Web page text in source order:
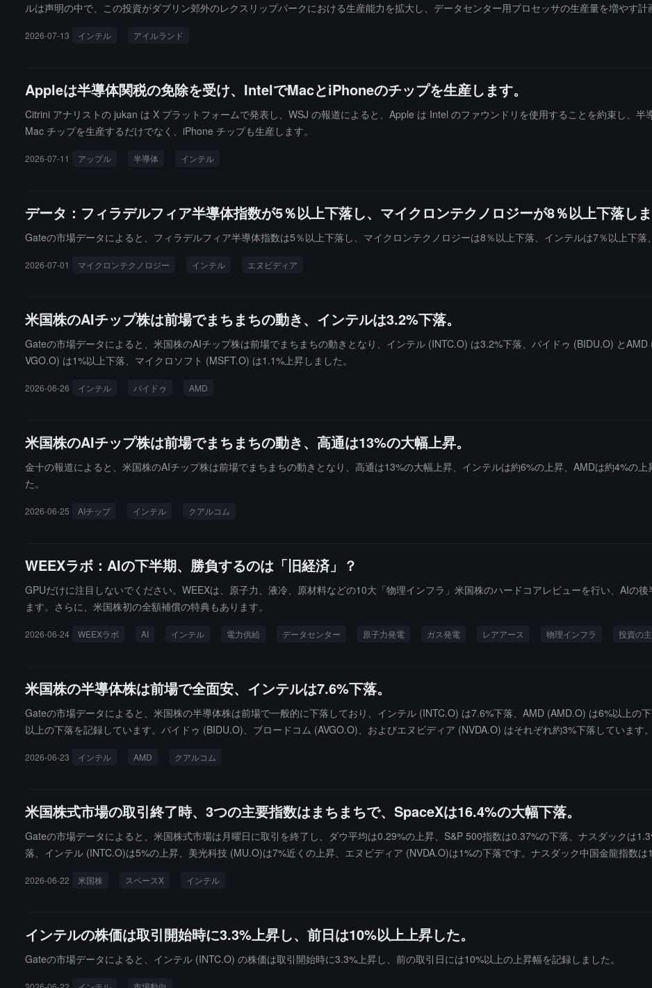
ルは声明の中で、この投資がダブリン郊外のレクスリップパークにおける生産能力を拡大し、データセンター用プロセッサの生産量を増やす
テルのファウンドリビジネスの顧客への納品能力を向上させる計画の一部でもあると述べています。インテルのファウンドリビジネスは主に他
2026-07-13 インテル アイルランド
Appleは半導体関税の免除を受け、IntelでMacとiPhoneのチップを生産します。
Citrini アナリストの jukan は X プラットフォームで発表し、WSJ の報道によると、Apple は Intel のファウンドリを使用することを約束し、
Mac チップを生産するだけでなく、iPhone チップも生産します。
2026-07-11 アップル 半導体 インテル
データ：フィラデルフィア半導体指数が5％以上下落し、マイクロンテクノロジーが8％以上下落しま
Gateの市場データによると、フィラデルフィア半導体指数は5％以上下落し、マイクロンテクノロジーは8％以上下落、インテルは7％以上下落
2026-07-01 マイクロンテクノロジー インテル エヌビディア
米国株のAIチップ株は前場でまちまちの動き、インテルは3.2%下落。
Gateの市場データによると、米国株のAIチップ株は前場でまちまちの動きとなり、インテル (INTC.O) は3.2%下落、バイドゥ (BIDU.O) と
VGO.O) は1%以上下落、マイクロソフト (MSFT.O) は1.1%上昇しました。
2026-06-26 インテル バイドゥ AMD
米国株のAIチップ株は前場でまちまちの動き、高通は13%の大幅上昇。
金十の報道によると、米国株のAIチップ株は前場でまちまちの動きとなり、高通は13%の大幅上昇、インテルは約6%の上昇、AMDは約4%の
た。
2026-06-25 AIチップ インテル クアルコム
WEEXラボ：AIの下半期、勝負するのは「旧経済」？
GPUだけに注目しないでください。WEEXは、原子力、液冷、原材料などの10大「物理インフラ」米国株のハードコアレビューを行い、AIの
ます。さらに、米国株初の全額補償の特典もあります。
2026-06-24 WEEXラボ AI インテル 電力供給 データセンター 原子力発電 ガス発電 レアアース 物理インフラ 投資の
米国株の半導体株は前場で全面安、インテルは7.6%下落。
Gateの市場データによると、米国株の半導体株は前場で一般的に下落しており、インテル (INTC.O) は7.6%下落、AMD (AMD.O) は6%以上の
以上の下落を記録しています。バイドゥ (BIDU.O)、ブロードコム (AVGO.O)、およびエヌビディア (NVDA.O) はそれぞれ約3%下落しています。
2026-06-23 インテル AMD クアルコム
米国株式市場の取引終了時、3つの主要指数はまちまちで、SpaceXは16.4%の大幅下落。
Gateの市場データによると、米国株式市場は月曜日に取引を終了し、ダウ平均は0.29%の上昇、S&P 500指数は0.37%の下落、ナスダックは
落、インテル (INTC.O)は5%の上昇、美光科技 (MU.O)は7%近くの上昇、エヌビディア (NVDA.O)は1%の下落です。ナスダック中国金龍指数
2026-06-22 米国株 スペースX インテル
インテルの株価は取引開始時に3.3%上昇し、前日は10%以上上昇した。
Gateの市場データによると、インテル (INTC.O) の株価は取引開始時に3.3%上昇し、前の取引日には10%以上の上昇幅を記録しました。